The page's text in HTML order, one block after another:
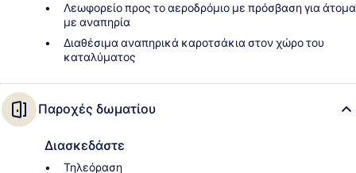
Λεωφορείο προς το αεροδρόμιο με πρόσβαση για άτομα
με αναπηρία
Διαθέσιμα αναπηρικά καροτσάκια στον χώρο του
καταλύματος
Παροχές δωματίου
Διασκεδάστε
Τηλεόραση